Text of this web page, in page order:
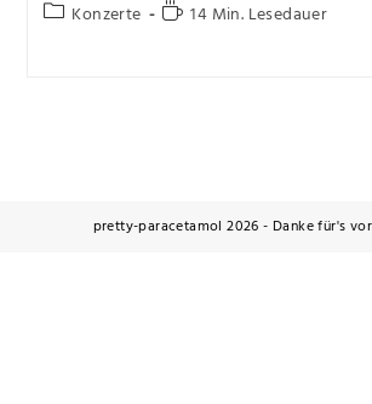
Konzerte 14 Min. Lesedauer
pretty-paracetamol 2026 - Danke für's